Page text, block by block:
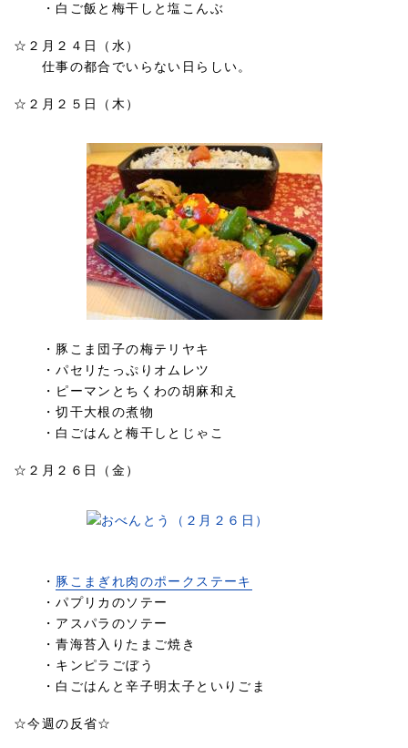
・白ご飯と梅干しと塩こんぶ
☆２月２４日（水）
仕事の都合でいらない日らしい。
☆２月２５日（木）
・豚こま団子の梅テリヤキ
・パセリたっぷりオムレツ
・ピーマンとちくわの胡麻和え
・切干大根の煮物
・白ごはんと梅干しとじゃこ
☆２月２６日（金）
・ 豚こまぎれ肉のポークステーキ
・パプリカのソテー
・アスパラのソテー
・青海苔入りたまご焼き
・キンピラごぼう
・白ごはんと辛子明太子といりごま
☆今週の反省☆